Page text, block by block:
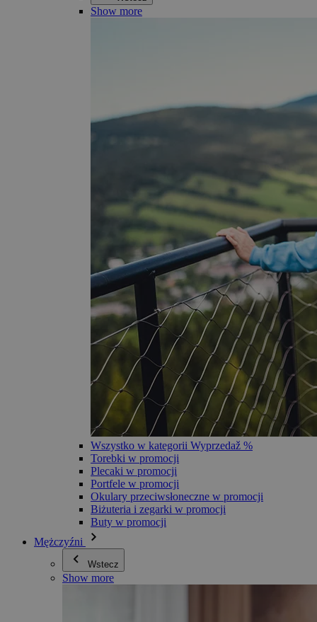
Show more
Wszystko w kategorii Wyprzedaž %
Torebki w promocji
Plecaki w promocji
Portfele w promocji
Okulary przeciwsłoneczne w promocji
Biżuteria i zegarki w promocji
Buty w promocji
Mężczyźni
Wstecz
Show more